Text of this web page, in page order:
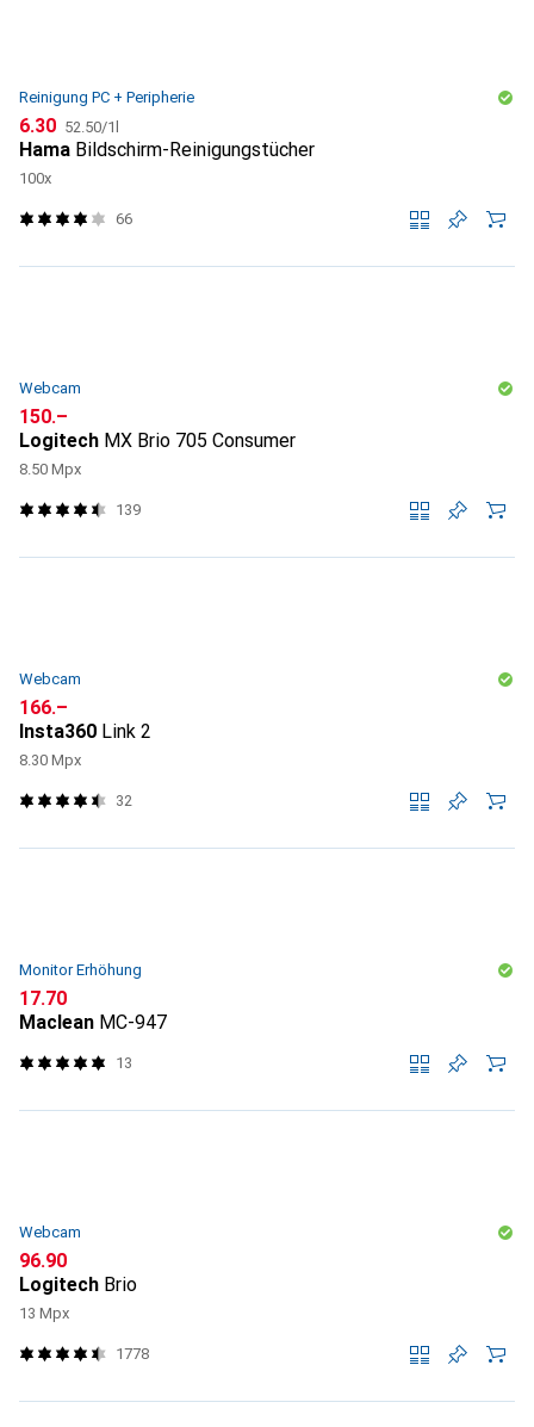
Reinigung PC + Peripherie
CHF
6.30 CHF
52.50/1l
Hama Bildschirm-Reinigungstücher
100x
66
Webcam
CHF
150.–
Logitech MX Brio 705 Consumer
8.50 Mpx
139
Webcam
CHF
166.–
Insta360 Link 2
8.30 Mpx
32
Monitor Erhöhung
CHF
17.70
Maclean MC-947
13
Webcam
CHF
96.90
Logitech Brio
13 Mpx
1778